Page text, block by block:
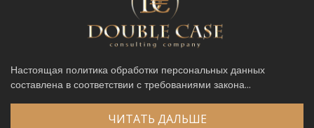
Настоящая политика обработки персональных данных
составлена в соответствии с требованиями закона...
ЧИТАТЬ ДАЛЬШЕ